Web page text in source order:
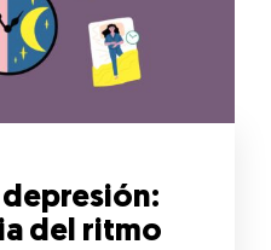
del ritmo